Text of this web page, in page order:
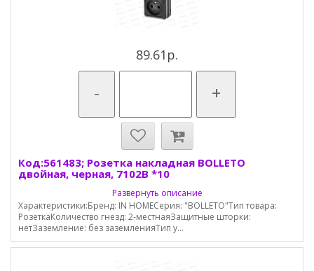
89.61р.
- +
Код:561483; Розетка накладная BOLLETO
двойная, черная, 7102B *10
Развернуть описание
Характеристики:Бренд: IN HOMEСерия: "BOLLETO"Тип товара:
РозеткаКоличество гнезд: 2-местнаяЗащитные шторки:
нетЗаземление: без заземленияТип у...